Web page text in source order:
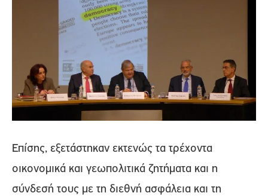
Επίσης, εξετάστηκαν εκτενώς τα τρέχοντα
οικονομικά και γεωπολιτικά ζητήματα και η
σύνδεσή τους με τη διεθνή ασφάλεια και τη